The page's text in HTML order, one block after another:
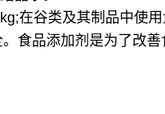
在谷类及其制品中使
食品添加剂是为了改善